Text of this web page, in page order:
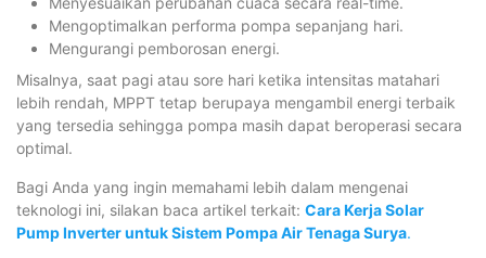
Mengoptimalkan performa pompa sepanjang hari.
Mengurangi pemborosan energi.
Misalnya, saat pagi atau sore hari ketika intensitas matahari
lebih rendah, MPPT tetap berupaya mengambil energi terbaik
yang tersedia sehingga pompa masih dapat beroperasi secara
optimal.
Bagi Anda yang ingin memahami lebih dalam mengenai
teknologi ini, silakan baca artikel terkait: Cara Kerja Solar
Pump Inverter untuk Sistem Pompa Air Tenaga Surya.